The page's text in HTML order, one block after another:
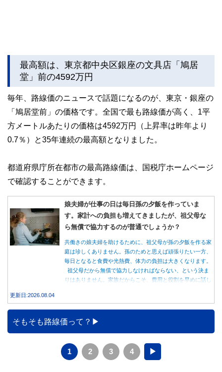
最高額は、東京都中央区銀座の文具店「鳩居
堂」前の4592万円
毎年、路線価のニュースで話題になるのが、東京・銀座の
「鳩居堂前」の価格です。全国で最も路線価が高く、1平
方メートルあたりの価格は4592万円（上昇率は昨年より
0.7％）と35年連続の最高額となりました。
都道府県庁所在都市の最高路線価は、国税庁ホームページ
で確認することができます。
娘夫婦が仕事の日は毎日孫の夕飯を作っていま
す。家計への負担も増えてきましたが、祖父母な
ら無償で協力するのが普通でしょうか？
共働きの娘夫婦を助けるために、祖父母が孫の夕飯を作る家
庭は珍しくありません。孫のためと思えば頑張りたい一方、
毎日となると食費や光熱費、体力の負担は大きくなります。
祖父母だから無償で協力しなければならない、という決ま
りはありません。家族だからこそ、費用と役割を早めに話し
更新日:2026.08.04
そもそも路線価って？
1 2 3 4 ▶